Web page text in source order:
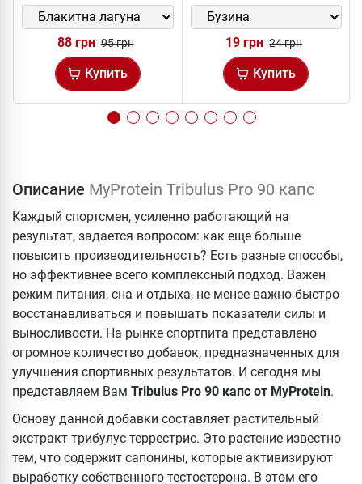
88 грн 95 грн
Купить
19 грн 24 грн
Купить
Описание MyProtein Tribulus Pro 90 капс
Каждый спортсмен, усиленно работающий на
результат, задается вопросом: как еще больше
повысить производительность? Есть разные способы,
но эффективнее всего комплексный подход. Важен
режим питания, сна и отдыха, не менее важно быстро
восстанавливаться и повышать показатели силы и
выносливости. На рынке спортпита представлено
огромное количество добавок, предназначенных для
улучшения спортивных результатов. И сегодня мы
представляем Вам Tribulus Pro 90 капс от MyProtein.
Основу данной добавки составляет растительный
экстракт трибулус террестрис. Это растение известно
тем, что содержит сапонины, которые активизируют
выработку собственного тестостерона. В этом его